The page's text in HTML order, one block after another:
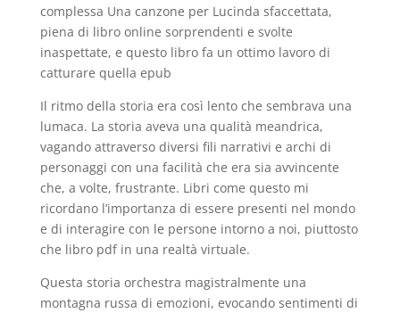
complessa Una canzone per Lucinda sfaccettata,
piena di libro online sorprendenti e svolte
inaspettate, e questo libro fa un ottimo lavoro di
catturare quella epub
Il ritmo della storia era così lento che sembrava una
lumaca. La storia aveva una qualità meandrica,
vagando attraverso diversi fili narrativi e archi di
personaggi con una facilità che era sia avvincente
che, a volte, frustrante. Libri come questo mi
ricordano l’importanza di essere presenti nel mondo
e di interagire con le persone intorno a noi, piuttosto
che libro pdf in una realtà virtuale.
Questa storia orchestra magistralmente una
montagna russa di emozioni, evocando sentimenti di